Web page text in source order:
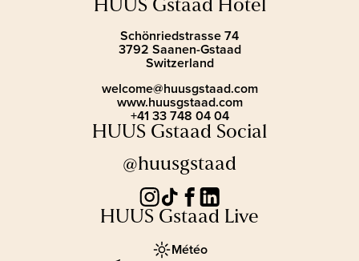
HUUS Gstaad Hotel
Schönriedstrasse 74
3792 Saanen-Gstaad
Switzerland
welcome@huusgstaad.com
www.huusgstaad.com
+41 33 748 04 04
HUUS Gstaad Social
@huusgstaad
HUUS Gstaad Live
Météo